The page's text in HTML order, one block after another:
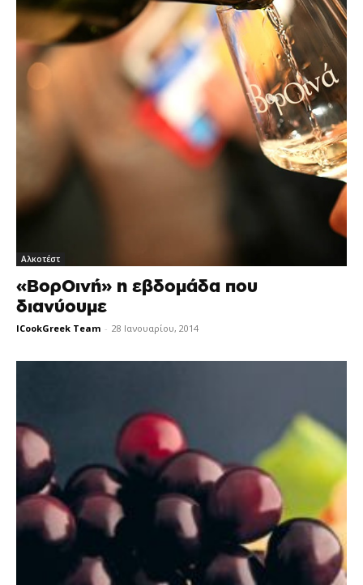
Αλκοτέστ
«ΒορΟινή» η εβδομάδα που
διανύουμε
ICookGreek Team - 28 Ιανουαρίου, 2014